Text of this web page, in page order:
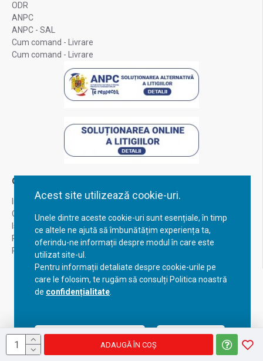
Acest site utilizează cookie-uri.
Unele dintre aceste cookie-uri sunt esențiale, în timp
ce altele ne ajută să îmbunătățim experiența ta,
oferindu-ne informații despre modul în care este
utilizat site-ul.
Pentru informații detaliate despre cookie-urile pe
care le folosim, te rugăm să consulți Politica noastră
de confidențialitate
Acceptă setările curente Configurează
ADAUGĂ ÎN COŞ
ODR
ANPC
ANPC - SAL
Cum comand - Livrare
Cum comand - Livrare
Contul Meu
Inregistrare
Contul meu
Istoric comenzi
Recuperare parola
Returnare produs
Copyright © 2023, BravoShop, toate drepturile rezervate!